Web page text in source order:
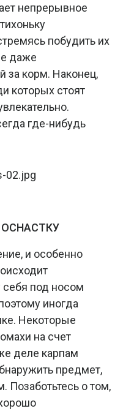
непрерывное
побудить их
даже
за корм. Наконец,
которых стоят
где-нибудь
и особенно
под носом
иногда
Некоторые
на счет
деле карпам
предмет,
о том,